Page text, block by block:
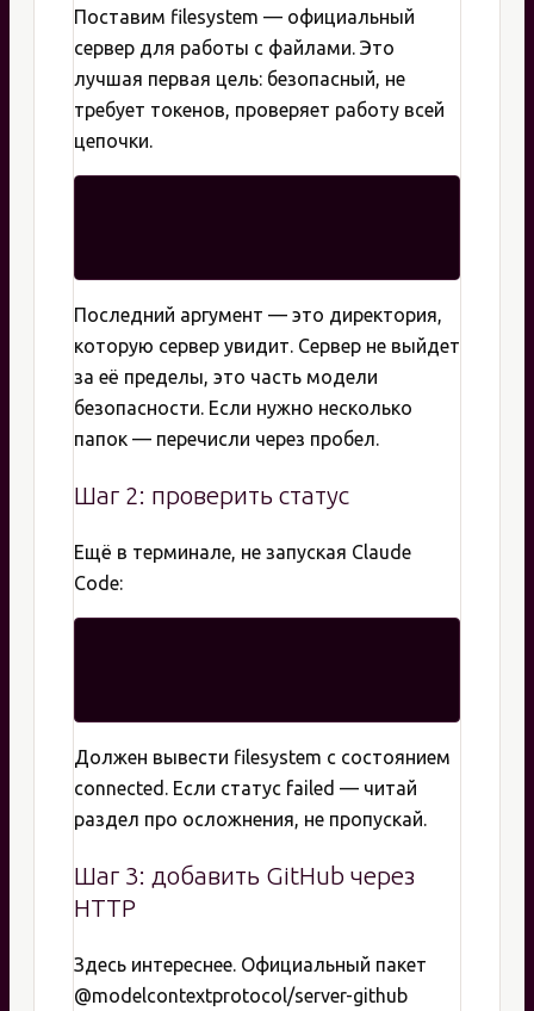
Поставим filesystem — официальный
сервер для работы с файлами. Это
лучшая первая цель: безопасный, не
требует токенов, проверяет работу всей
цепочки.
Последний аргумент — это директория,
которую сервер увидит. Сервер не выйдет
за её пределы, это часть модели
безопасности. Если нужно несколько
папок — перечисли через пробел.
Шаг 2: проверить статус
Ещё в терминале, не запуская Claude
Code:
Должен вывести filesystem с состоянием
connected. Если статус failed — читай
раздел про осложнения, не пропускай.
Шаг 3: добавить GitHub через
HTTP
Здесь интереснее. Официальный пакет
@modelcontextprotocol/server-github